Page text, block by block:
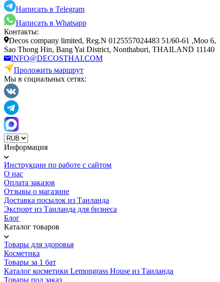
Написать в Telegram
Написать в Whatsapp
Контакты:
Decos company limited, Reg.N 0125557024483 51/60-61 ,Moo 6,
Sao Thong Hin, Bang Yai District, Nonthaburi, THAILAND 11140
INFO@DECOSTHAI.COM
Проложить маршрут
Мы в социальных сетях:
Информация
Инструкции по работе с сайтом
О нас
Оплата заказов
Отзывы о магазине
Доставка посылок из Таиланда
Экспорт из Таиланда для бизнеса
Блог
Каталог товаров
Товары для здоровья
Косметика
Товары за 1 бат
Каталог косметики Lemongrass House из Таиланда
Товары под заказ